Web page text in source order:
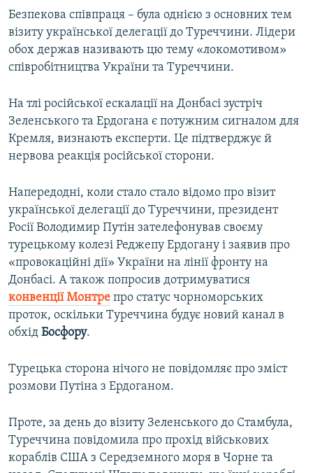
Безпекова співпраця – була однією з основних тем
візиту української делегації до Туреччини. Лідери
обох держав називають цю тему «локомотивом»
співробітництва України та Туреччини.
На тлі російської ескалації на Донбасі зустріч
Зеленського та Ердогана є потужним сигналом для
Кремля, визнають експерти. Це підтверджує й
нервова реакція російської сторони.
Напередодні, коли стало стало відомо про візит
української делегації до Туреччини, президент
Росії Володимир Путін зателефонував своєму
турецькому колезі Реджепу Ердогану і заявив про
«провокаційні дії» України на лінії фронту на
Донбасі. А також попросив дотримуватися
конвенції Монтре про статус чорноморських
проток, оскільки Туреччина будує новий канал в
обхід Босфору.
Турецька сторона нічого не повідомляє про зміст
розмови Путіна з Ердоганом.
Проте, за день до візиту Зеленського до Стамбула,
Туреччина повідомила про прохід військових
кораблів США з Середземного моря в Чорне та